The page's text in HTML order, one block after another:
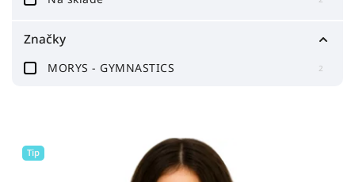
Značky
MORYS - GYMNASTICS 2
Tip